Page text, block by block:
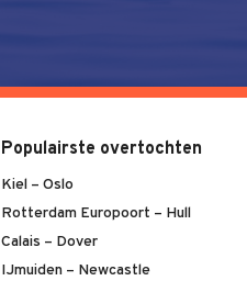
Populairste overtochten
Kiel – Oslo
Rotterdam Europoort – Hull
Calais – Dover
IJmuiden – Newcastle